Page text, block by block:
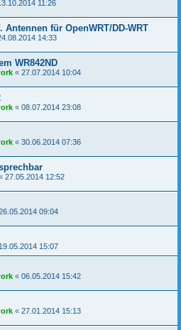
11:26
für OpenWRT/DD-WRT
14:33
WR842ND
« 27.07.2014 10:04
« 08.07.2014 23:08
« 30.06.2014 07:36
27.05.2014 12:52
09:04
19.05.2014 15:07
« 06.05.2014 15:42
« 27.01.2014 15:13